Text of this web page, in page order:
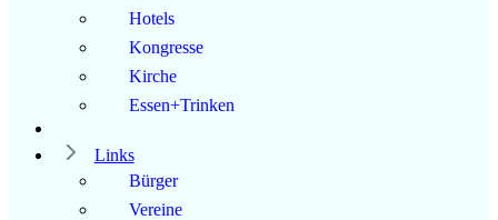
Hotels
Kongresse
Kirche
Essen+Trinken
Links
Bürger
Vereine